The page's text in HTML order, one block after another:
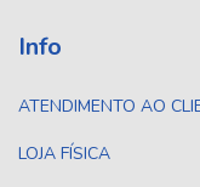
Info
ATENDIMENTO AO
LOJA FÍSICA